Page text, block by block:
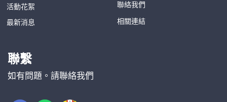
活動花絮
最新消息
聯絡我們
相關連結
聯繫
如有問題。請聯絡我們